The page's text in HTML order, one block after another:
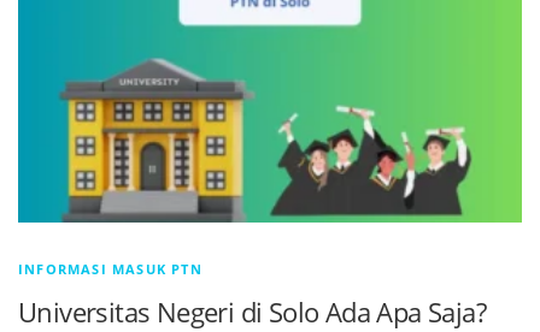
INFORMASI MASUK PTN
Universitas Negeri di Solo Ada Apa Saja?